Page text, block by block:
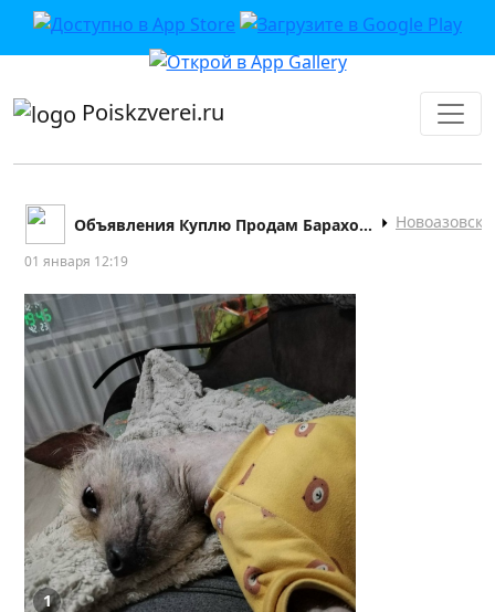
приложении или в VK">
Poiskzverei.ru
Объявления Куплю Продам Барахолка Новоазовск Новоазовск
01 января 12:19
1